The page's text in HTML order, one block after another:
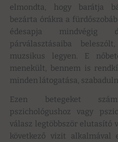
elmondta, hogy barátja
bezárta órákra a
édesapja mindvégig
párválasztásaiba
muzsikus legyen. E
menekült, bennem is
minden látogatása,
Ezen betegeket
pszichológushoz vagy
válasz legtöbbször elutasító
következő vizit alkalmával